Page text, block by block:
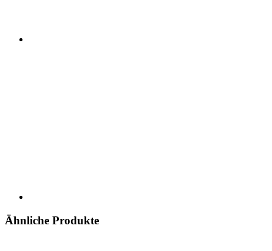
Ähnliche Produkte